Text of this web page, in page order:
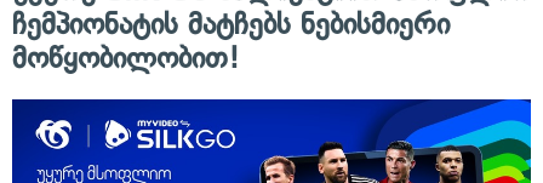
ჩემპიონატის მატჩებს ნებისმიერი
მოწყობილობით!